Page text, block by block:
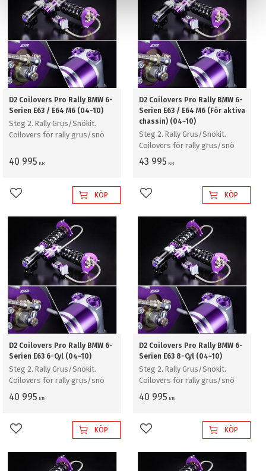
D2 Coilovers Pro Rally BMW 6-
Serien E63 / E64 M6 (04~10)
Steg 2. Rally Grus/Snökit.
Coilovers för rally grus/snö
40 995 KR
Lägg till i favoriterKÖP
D2 Coilovers Pro Rally BMW 6-
Serien E63 / E64 M6 (För aktiva
chassin) (04~10)
Steg 2. Rally Grus/Snökit.
Coilovers för rally grus/snö
43 995 KR
Lägg till i favoriterKÖP
D2 Coilovers Pro Rally BMW 6-
Serien E63 6-Cyl (04~10)
Steg 2. Rally Grus/Snökit.
Coilovers för rally grus/snö
40 995 KR
Lägg till i favoriterKÖP
D2 Coilovers Pro Rally BMW 6-
Serien E63 8-Cyl (04~10)
Steg 2. Rally Grus/Snökit.
Coilovers för rally grus/snö
40 995 KR
Lägg till i favoriterKÖP